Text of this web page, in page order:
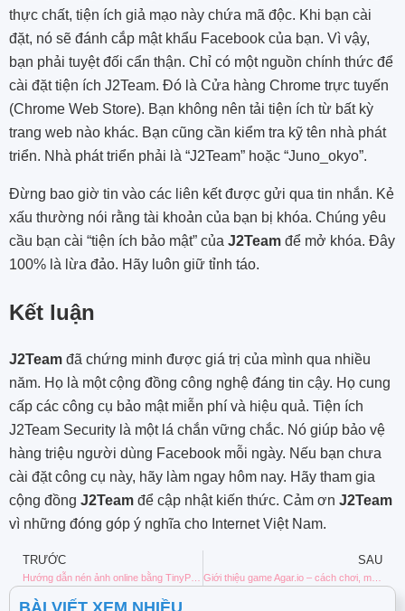
thực chất, tiện ích giả mạo này chứa mã độc. Khi bạn cài
đặt, nó sẽ đánh cắp mật khẩu Facebook của bạn. Vì vậy,
bạn phải tuyệt đối cẩn thận. Chỉ có một nguồn chính thức để
cài đặt tiện ích J2Team. Đó là Cửa hàng Chrome trực tuyến
(Chrome Web Store). Bạn không nên tải tiện ích từ bất kỳ
trang web nào khác. Bạn cũng cần kiểm tra kỹ tên nhà phát
triển. Nhà phát triển phải là “J2Team” hoặc “Juno_okyo”.
Đừng bao giờ tin vào các liên kết được gửi qua tin nhắn. Kẻ
xấu thường nói rằng tài khoản của bạn bị khóa. Chúng yêu
cầu bạn cài “tiện ích bảo mật” của J2Team để mở khóa. Đây
100% là lừa đảo. Hãy luôn giữ tỉnh táo.
Kết luận
J2Team đã chứng minh được giá trị của mình qua nhiều
năm. Họ là một cộng đồng công nghệ đáng tin cậy. Họ cung
cấp các công cụ bảo mật miễn phí và hiệu quả. Tiện ích
J2Team Security là một lá chắn vững chắc. Nó giúp bảo vệ
hàng triệu người dùng Facebook mỗi ngày. Nếu bạn chưa
cài đặt công cụ này, hãy làm ngay hôm nay. Hãy tham gia
cộng đồng J2Team để cập nhật kiến thức. Cảm ơn J2Team
vì những đóng góp ý nghĩa cho Internet Việt Nam.
TRƯỚC SAU
Giới thiệu game Agar.io – cách chơi, mẹo sinh tồn và link tải miễn phí
BÀI VIẾT XEM NHIỀU